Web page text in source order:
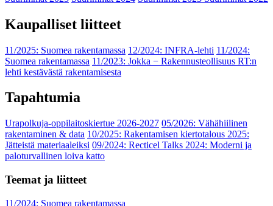
Kaupalliset liitteet
11/2025: Suomea rakentamassa 12/2024: INFRA-lehti 11/2024:
Suomea rakentamassa 11/2023: Jokka − Rakennusteollisuus RT:n
lehti kestävästä rakentamisesta
Tapahtumia
Urapolkuja-oppilaitoskiertue 2026-2027 05/2026: Vähähiilinen
rakentaminen & data 10/2025: Rakentamisen kiertotalous 2025:
Jätteistä materiaaleiksi 09/2024: Recticel Talks 2024: Moderni ja
paloturvallinen loiva katto
Teemat ja liitteet
11/2024: Suomea rakentamassa